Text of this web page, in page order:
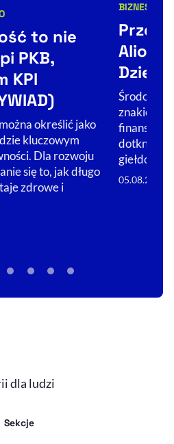
to nie
PKB,
KPI
określić jako
kluczowym
Dla rozwoju
się to, jak długo
zdrowe i
BIZNES
Alior
Dzień
Środowa
znakiem
dotknęła
giełdowe
05.08.2026
dla ludzi
Sekcje